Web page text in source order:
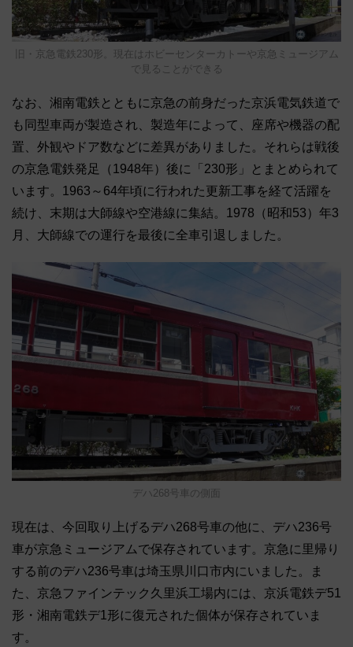
旧・京急電鉄230形。現在はホビーセンターカトーや京急ミュージアム
で見ることができる
なお、湘南電鉄とともに京急の前身だった京浜電気鉄道で
も同型車両が製造され、製造年によって、座席や機器の配
置、外観やドア数などに差異がありました。それらは戦後
の京急電鉄発足（1948年）後に「230形」とまとめられて
います。1963～64年頃に行われた更新工事を経て活躍を
続け、末期は大師線や空港線に集結。1978（昭和53）年3
月、大師線での運行を最後に全車引退しました。
デハ268号車の側面
現在は、今回取り上げるデハ268号車の他に、デハ236号
車が京急ミュージアムで保存されています。京急に里帰り
する前のデハ236号車は埼玉県川口市内にいました。ま
た、京急ファインテック久里浜工場内には、京浜電鉄デ51
形・湘南電鉄デ1形に復元された個体が保存されていま
す。